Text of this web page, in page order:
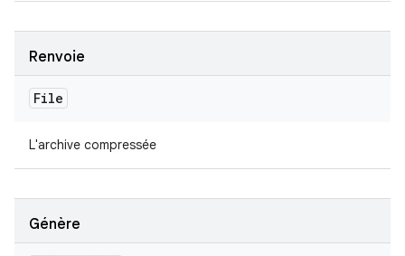
Renvoie
File
L'archive compressée
Génère